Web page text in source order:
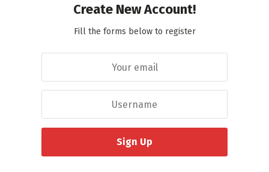
Create New Account!
Fill the forms below to register